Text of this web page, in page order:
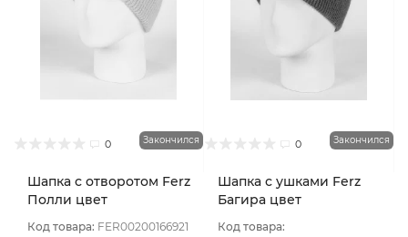
0 Закончился
Шапка с отворотом Ferz
Полли цвет
Код товара: FER00200166921
0 Закончился
Шапка с ушками Ferz
Багира цвет
Код товара: